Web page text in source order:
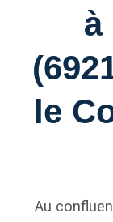
à
le
Au